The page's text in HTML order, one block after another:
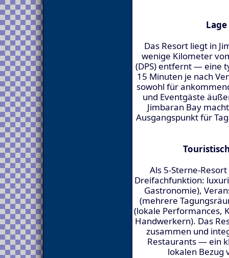
Das Resort liegt in
wenige Kilometer
(DPS) entfernt — eine
15 Minuten je nach
sowohl für
und Eventgäste
Jimbaran Bay
Ausgangspunkt für
Als 5-Sterne-
Dreifachfunktion:
Gastronomie),
(mehrere
(lokale Performances,
Handwerkern). Das
zusammen und
Restaurants — ein
lokalen Bezug